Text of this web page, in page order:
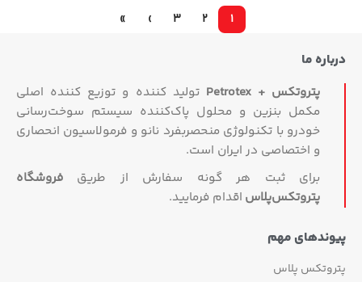
1
2
3
›
»
درباره ما
پتروتکس + Petrotex
تولید کننده و توزیع کننده اصلی
مکمل بنزین و محلول پاک‌کننده سیستم سوخت‌رسانی
خودرو با تکنولوژی منحصربفرد نانو و فرمولاسیون انحصاری
و اختصاصی در ایران است.
برای ثبت هر گونه سفارش از طریق فروشگاه
پتروتکس‏‌پلاس اقدام فرمایید.
پیوندهای مهم
پتروتکس پلاس